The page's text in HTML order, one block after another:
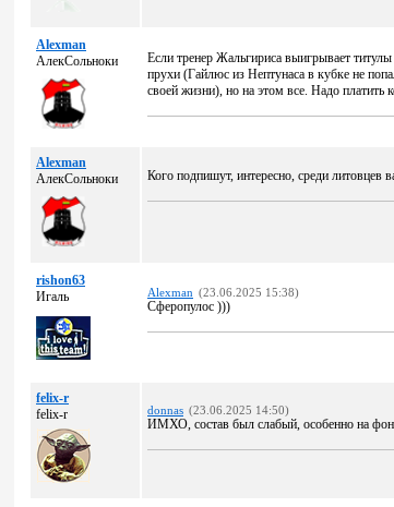
Alexman
АлекСольноки
Если тренер Жальгириса выигрывает
прухи (Гайлюс из Нептунаса в кубке не
своей жизни), но на этом все. Надо платить
Alexman
АлекСольноки
Кого подпишут, интересно, среди литовцев
rishon63
Игаль
Alexman (23.06.2025 15:38)
Сферопулос )))
felix-r
felix-r
donnas (23.06.2025 14:50)
ИМХО, состав был слабый, особенно на